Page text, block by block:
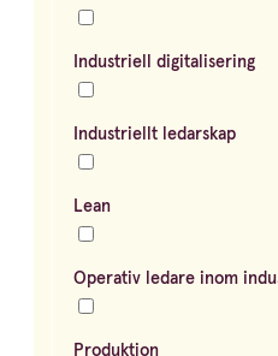
Industriell digitalisering
Industriellt ledarskap
Lean
Operativ ledare inom
Produktion